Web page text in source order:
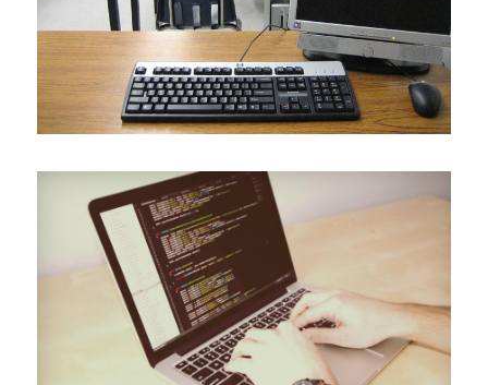
を
探
求
う！